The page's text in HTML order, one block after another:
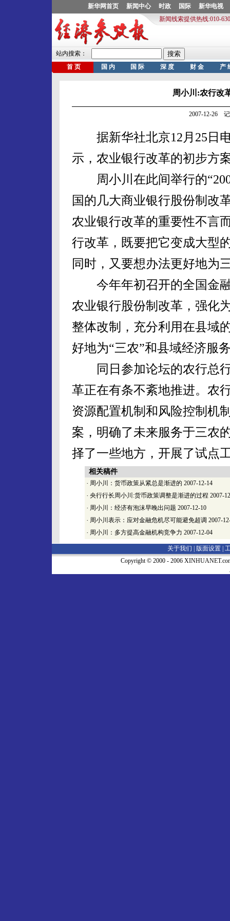
周小川:农行改
2007-12-26
据新华社北京12月25日电
示，农业银行改革的初步方
周小川在此间举行的
国的几大商业银行股份制改
农业银行改革的重要性不言
行改革，既要把它变成大型
同时，又要想办法更好地为
今年年初召开的全国金融
农业银行股份制改革，强化
整体改制，充分利用在县域
好地为“三农”和县域经济服
同日参加论坛的农行总行
革正在有条不紊地推进。农
资源配置机制和风险控制机
案，明确了未来服务于三农
择了一些地方，开展了试
相关稿件
· 周小川：货币政策从紧总是渐进的 2007-12-14
· 央行行长周小川:货币政策调整是渐进的过程 2007-
· 周小川：经济有泡沫早晚出问题 2007-12-10
· 周小川表示：应对金融危机尽可能避免超调 2007-
· 周小川：多方提高金融机构竞争力 2007-12-04
关于我们 | 版面设置
Copyright © 2000 - 2006